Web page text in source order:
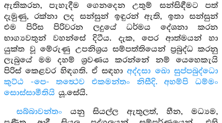
ඇතිකරන, පැහැදීම ගෙනදෙන උතුම් සන්සිඳීමට පත්
දැමුණු, රක්නා ලද සන්සුන් ඉඳුරන් ඇති, ඉතා සන්සුන්
එම පිරිස පිරිවරන ලදුයේ ධර්මය දේශනා කරන
භාග්‍යවතුන් වහන්සේ දිටීය. දැක, පෙර ආත්මයන් හා
යුක්ත වූ මේරුණු උපනිශ්‍රය සම්පත්තියෙන් ප්‍රබුද්ධ කරනු
ලැබුයේ මම දහම් ශ්‍රවණය කරන්නේ නම් යෙහෙකැයි
පිරිස් කෙළවර හිඳගති. ඒ සඳහා අද්දසා ඛො සුප්පබුද්ධො
කුට්ඨ -පෙ- තත්‍ථෙව එකමන්තං නිසීදි. අහම්පි ධම්මං
සොස්සාමීතියි යූ.සේයි.
සබ්බාවන්තංයනු සියල්ල ඇතුලත්, හීන, මධ්‍යම,